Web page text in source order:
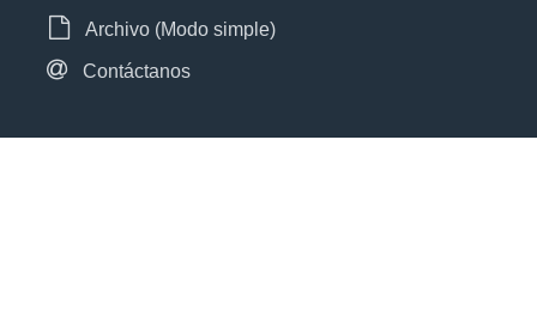
Archivo (Modo simple)
Contáctanos